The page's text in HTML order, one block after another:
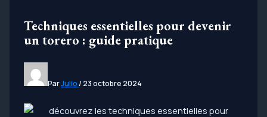
Techniques essentielles pour devenir
un torero : guide pratique
ParJulio/ 23 octobre 2024